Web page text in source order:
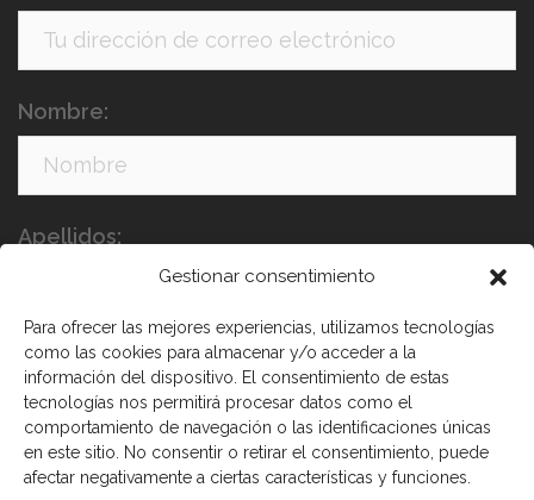
Gestionar consentimiento
Para ofrecer las mejores experiencias, utilizamos tecnologías
como las cookies para almacenar y/o acceder a la
información del dispositivo. El consentimiento de estas
tecnologías nos permitirá procesar datos como el
comportamiento de navegación o las identificaciones únicas
en este sitio. No consentir o retirar el consentimiento, puede
afectar negativamente a ciertas características y funciones.
Nombre:
Apellidos:
He leído y acepto los términos y condiciones